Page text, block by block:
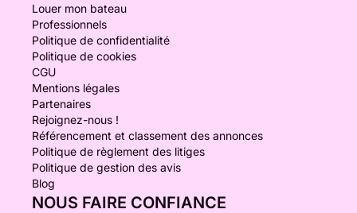
Louer mon bateau
Professionnels
Politique de confidentialité
Politique de cookies
CGU
Mentions légales
Partenaires
Rejoignez-nous !
Référencement et classement des annonces
Politique de règlement des litiges
Politique de gestion des avis
Blog
NOUS FAIRE CONFIANCE